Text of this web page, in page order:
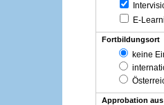
E-
Fortbildungsort
keine
Approbation aus